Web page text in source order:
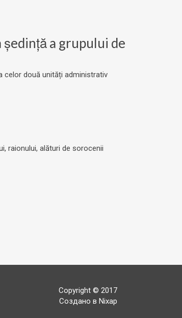
a grupului de
celor două unități administrativ
raionului, alături de sorocenii
Copyright © 2017
Создано в Nixap